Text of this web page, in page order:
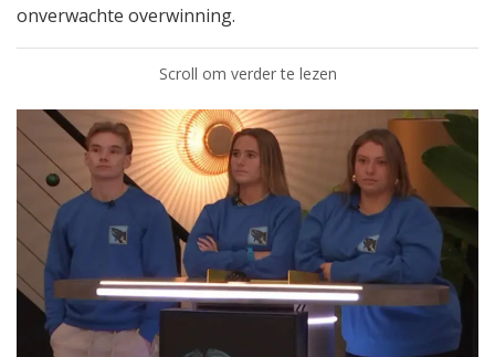
onverwachte overwinning.
Scroll om verder te lezen